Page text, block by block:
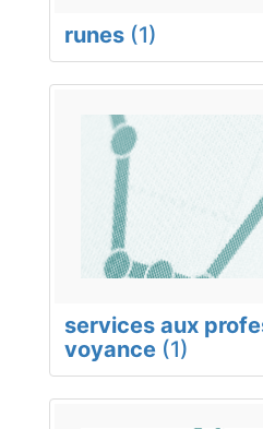
runes (1)
services aux
voyance (1)